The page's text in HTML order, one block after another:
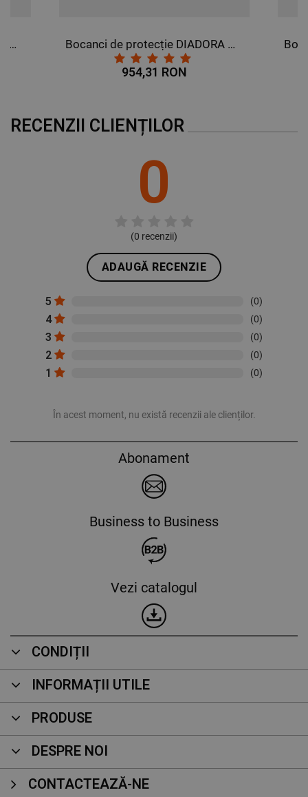
Bocanci de protecție DIADORA GLOVE II HIGH S3 HRO SRA Bocanci de protecție DIADORA GLOVE TECH HI PRO S3 SRA HRO ESD
954,31 RON
RECENZII CLIENȚILOR
0
(0 recenzii)
ADAUGĂ RECENZIE
5 (0)
4 (0)
3 (0)
2 (0)
1 (0)
În acest moment, nu există recenzii ale clienților.
Abonament
Business to Business
Vezi catalogul
CONDIȚII
INFORMAȚII UTILE
PRODUSE
DESPRE NOI
CONTACTEAZĂ-NE
NECLASIFICATE